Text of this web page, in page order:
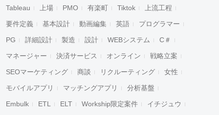
Tableau 上場 PMO 有楽町 Tiktok 上流工程
要件定義 基本設計 動画編集 英語 プログラマー
PG 詳細設計 製造 設計 WEBシステム C＃
マネージャー 決済サービス オンライン 戦略立案
SEOマーケティング 商談 リクルーティング 女性
モバイルアプリ マッチングアプリ 分析基盤
Embulk ETL ELT Workship限定案件 イチジュウ